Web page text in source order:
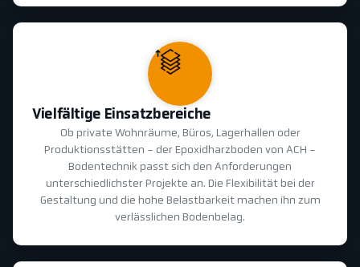
Vielfältige Einsatzbereiche
Ob private Wohnräume, Büros, Lagerhallen oder
Produktionsstätten - der Epoxidharzboden von ACH -
Bodentechnik passt sich den Anforderungen
unterschiedlichster Projekte an. Die Flexibilität bei der
Gestaltung und die hohe Belastbarkeit machen ihn zum
verlässlichen Bodenbelag.